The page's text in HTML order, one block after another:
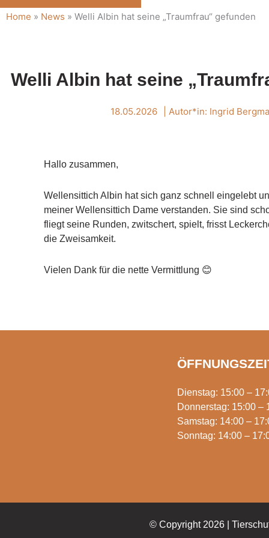
Home » News » Welli Albin hat seine „Traumfrau“ gefunden
Welli Albin hat seine
18.05.2026 | Autor*in: Ingrid
Hallo zusammen,
Wellensittich Albin hat sich ganz schnell eingelebt
meiner Wellensittich Dame verstanden. Sie sind
fliegt seine Runden, zwitschert, spielt, frisst
die Zweisamkeit.
Vielen Dank für die nette Vermittlung 😊
Dienstag: 15:00 –
Donnerstag: 15:00 –
Samstag: 14:00 –
Sonntag: 14:00 –
© Copyright 2026 |